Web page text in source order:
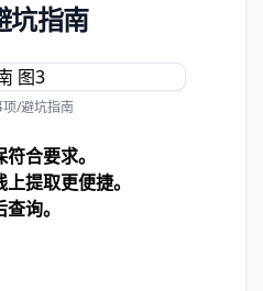
坑指南
项/避坑指南
合要求。
提取更便捷。
询。